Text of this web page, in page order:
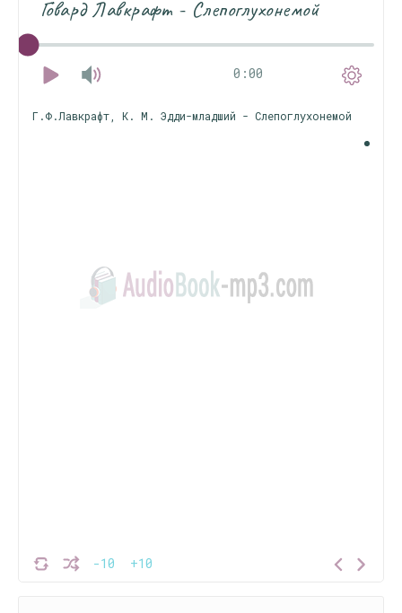
Говард Лавкрафт - Слепоглухонемой
0:00
-10 +10
Г.Ф.Лавкрафт, К. М. Эдди-младший - Слепоглухонемой